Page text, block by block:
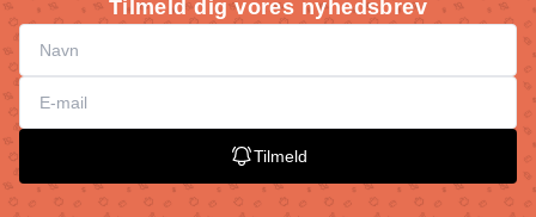
Tilmeld dig vores nyhedsbrev
Tilmeld